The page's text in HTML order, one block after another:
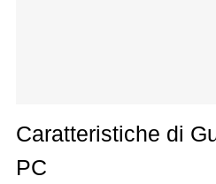
Caratteristiche di
PC